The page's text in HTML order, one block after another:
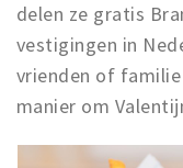
delen ze gratis
vestigingen in
vrienden of
manier om